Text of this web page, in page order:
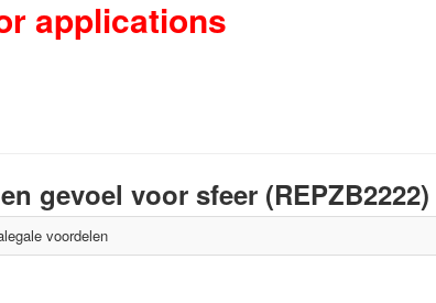
applications
gevoel voor sfeer (REPZB2222)
voordelen